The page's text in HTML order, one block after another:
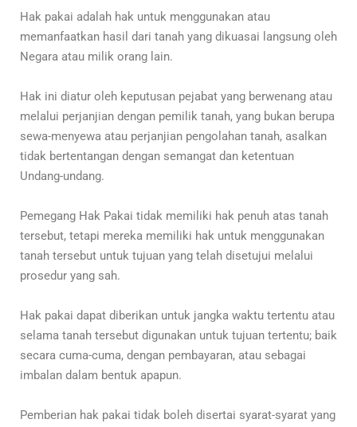
Hak pakai adalah hak untuk menggunakan atau
memanfaatkan hasil dari tanah yang dikuasai langsung oleh
Negara atau milik orang lain.
Hak ini diatur oleh keputusan pejabat yang berwenang atau
melalui perjanjian dengan pemilik tanah, yang bukan berupa
sewa-menyewa atau perjanjian pengolahan tanah, asalkan
tidak bertentangan dengan semangat dan ketentuan
Undang-undang.
Pemegang Hak Pakai tidak memiliki hak penuh atas tanah
tersebut, tetapi mereka memiliki hak untuk menggunakan
tanah tersebut untuk tujuan yang telah disetujui melalui
prosedur yang sah.
Hak pakai dapat diberikan untuk jangka waktu tertentu atau
selama tanah tersebut digunakan untuk tujuan tertentu; baik
secara cuma-cuma, dengan pembayaran, atau sebagai
imbalan dalam bentuk apapun.
Pemberian hak pakai tidak boleh disertai syarat-syarat yang